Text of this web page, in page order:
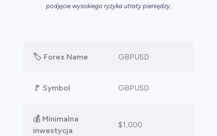
podjęcie wysokiego ryzyka utraty pieniędzy.
🏷️ Forex Name GBPUSD
🚩 Symbol GBPUSD
💰 Minimalna
inwestycja
$1,000